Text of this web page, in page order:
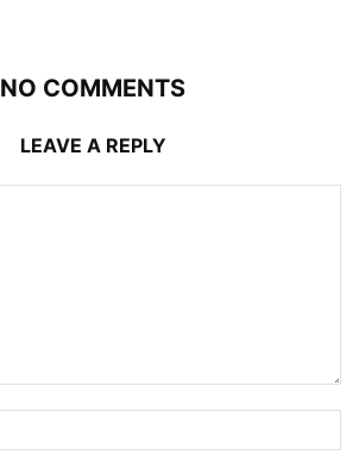
NO COMMENTS
LEAVE A REPLY